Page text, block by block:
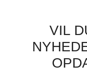
VIL